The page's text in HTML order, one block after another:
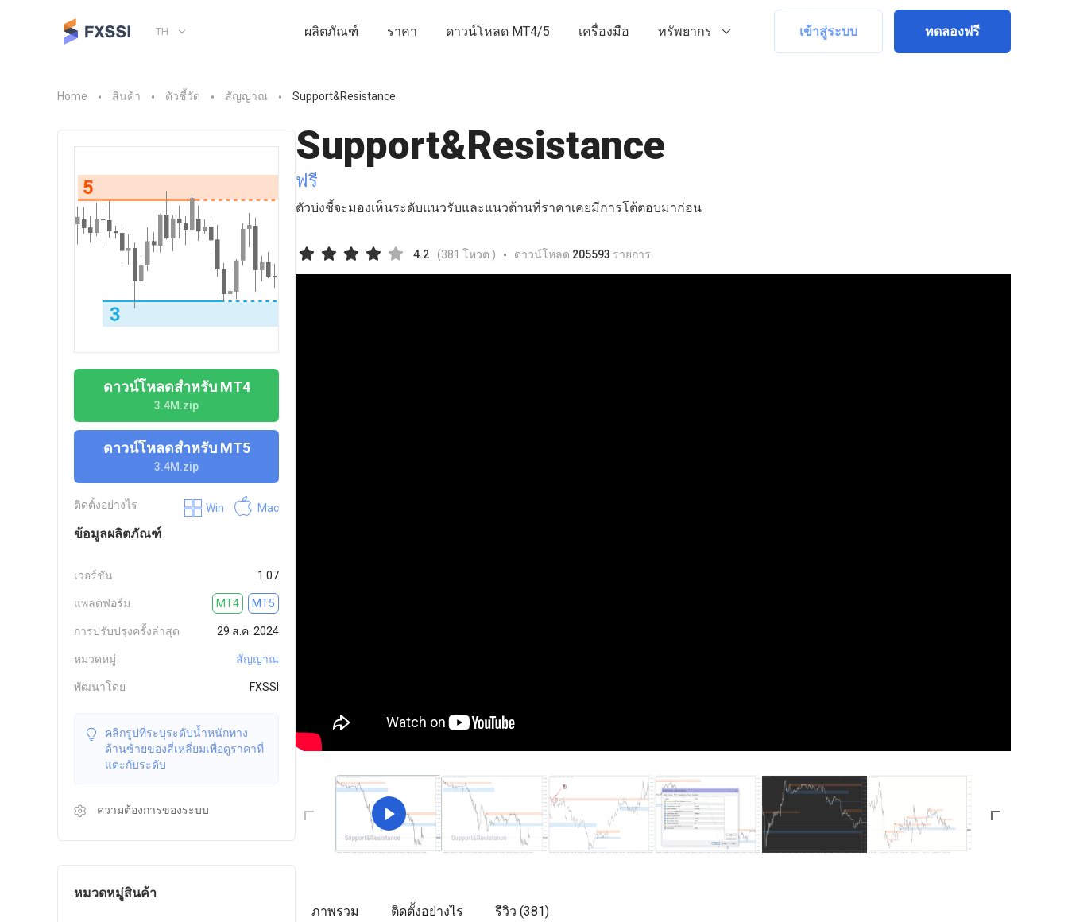
TH ผลิตภัณฑ์ ราคา ดาวน์โหลด MT4/5 เครื่องมือ ทรัพยากร เข้าสู่ระบบ ทดลองฟรี
Home สินค้า ตัวชี้วัด สัญญาณ Support&Resistance
ดาวน์โหลดสำหรับ MT4
3.4M.zip
ดาวน์โหลดสำหรับ MT5
3.4M.zip
ติดตั้งอย่างไร Win Mac
ข้อมูลผลิตภัณฑ์
เวอร์ชัน 1.07
แพลตฟอร์ม MT4 MT5
การปรับปรุงครั้งล่าสุด 29 ส.ค. 2024
หมวดหมู่ สัญญาณ
พัฒนาโดย FXSSI
คลิกรูปที่ระบุระดับน้ำหนักทาง
ด้านซ้ายของสี่เหลี่ยมเพื่อดูราคาที่
แตะกับระดับ
ความต้องการของระบบ
หมวดหมู่สินค้า
Support&Resistance
ฟรี
ตัวบ่งชี้จะมองเห็นระดับแนวรับและแนวต้านที่ราคาเคยมีการโต้ตอบมาก่อน
4.2 (381 โหวต ) ดาวน์โหลด 205593 รายการ
ภาพรวม ติดตั้งอย่างไร รีวิว (381)